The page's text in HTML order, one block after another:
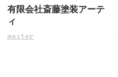
有限会社斎藤塗装アーテ
ィ
master